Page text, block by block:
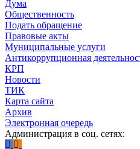
Дума
Общественность
Подать обращение
Правовые акты
Муниципальные услуги
Антикоррупционная
КРП
Новости
ТИК
Карта сайта
Архив
Электронная очередь
Администрация в соц. сетях: